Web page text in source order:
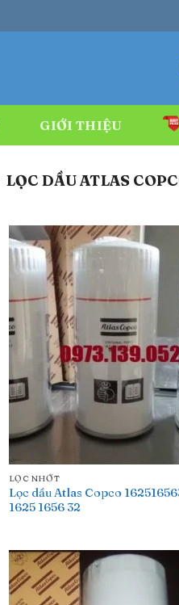
GIỚI THIỆU
LỌC DẦU ATLAS
LỌC NHỚT
Lọc dầu Atlas Copco
1625 1656 32